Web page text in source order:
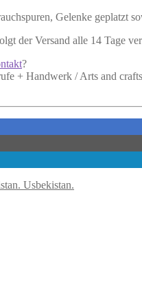
Gelenke geplatzt
der Versand alle 14 Tage
?
+ Handwerk / Arts and
Usbekistan.